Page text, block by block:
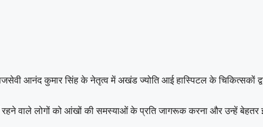
आनंद कुमार सिंह के नेतृत्व में अखंड ज्योति आई हास्पिटल के चिकित्सकों
में रहने वाले लोगों को आंखों की समस्याओं के प्रति जागरूक करना और उन्हें